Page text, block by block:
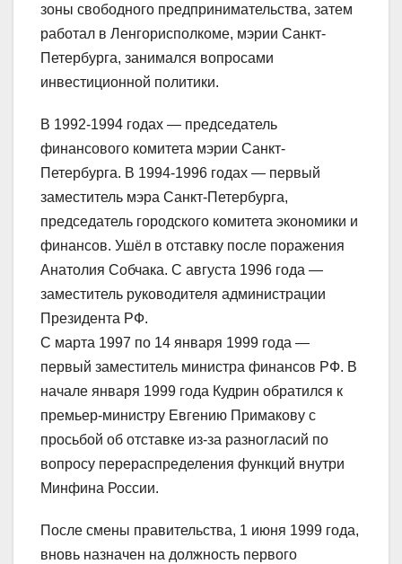
зоны свободного предпринимательства, затем
работал в Ленгорисполкоме, мэрии Санкт-
Петербурга, занимался вопросами
инвестиционной политики.
В 1992-1994 годах — председатель
финансового комитета мэрии Санкт-
Петербурга. В 1994-1996 годах — первый
заместитель мэра Санкт-Петербурга,
председатель городского комитета экономики и
финансов. Ушёл в отставку после поражения
Анатолия Собчака. С августа 1996 года —
заместитель руководителя администрации
Президента РФ.
С марта 1997 по 14 января 1999 года —
первый заместитель министра финансов РФ. В
начале января 1999 года Кудрин обратился к
премьер-министру Евгению Примакову с
просьбой об отставке из-за разногласий по
вопросу перераспределения функций внутри
Минфина России.
После смены правительства, 1 июня 1999 года,
вновь назначен на должность первого